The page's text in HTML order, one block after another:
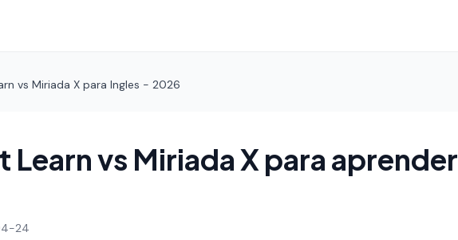
vs Miriada X para Ingles - 2026
vs Miriada X para aprender
24